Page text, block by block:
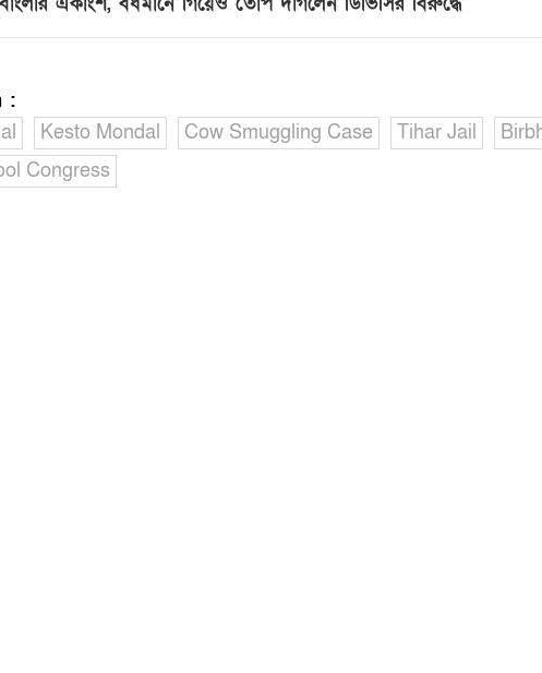
:
Kesto Mondal Cow Smuggling Case Tihar Jail
Congress